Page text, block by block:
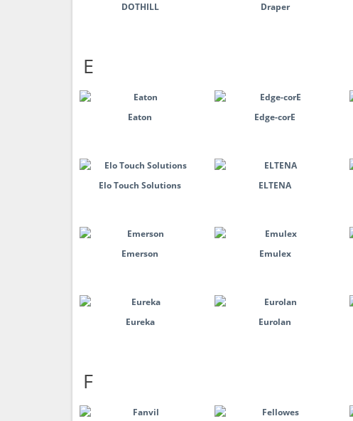
DOTHILL Draper
E
Eaton Edge-corE
Elo Touch Solutions ELTENA
Emerson Emulex
Eureka Eurolan
F